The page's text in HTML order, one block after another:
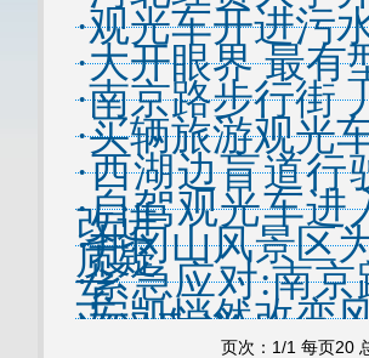
·观光车开进污
·大开眼界 最有
·南京路步行街
·买辆旅游观光
·西湖边盲道行
改进
·自驾观光车进
质疑
·井冈山风景区
车
·紧急应对:南
巡游取消
·安凯悄然改变
页次：1/1 每页